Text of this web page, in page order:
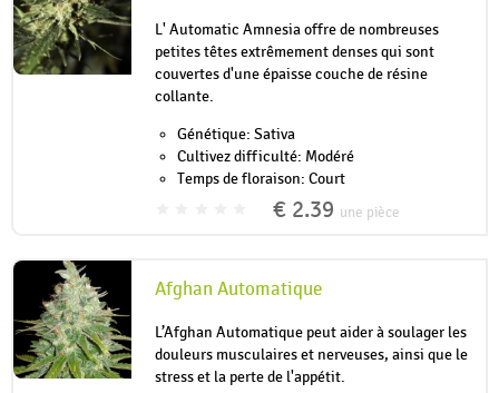
L' Automatic Amnesia offre de nombreuses
petites têtes extrêmement denses qui sont
couvertes d'une épaisse couche de résine
collante.
Génétique: Sativa
Cultivez difficulté: Modéré
Temps de floraison: Court
€ 2.39 une pièce
Afghan Automatique
L’Afghan Automatique peut aider à soulager les
douleurs musculaires et nerveuses, ainsi que le
stress et la perte de l'appétit.